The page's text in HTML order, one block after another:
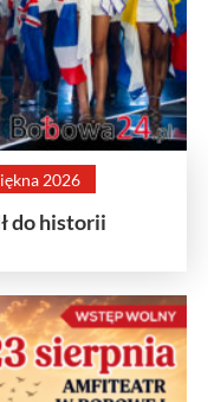
2026
do historii